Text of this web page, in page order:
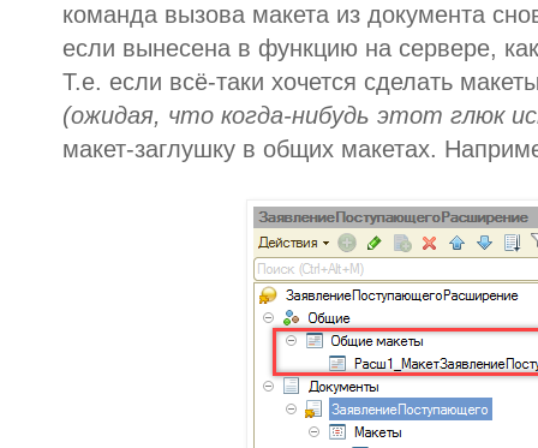
команда вызова макета из документа
если вынесена в функцию на сервере,
Т.е. если всё-таки хочется сделать
(ожидая, что когда-нибудь этот глюк
макет-заглушку в общих макетах.